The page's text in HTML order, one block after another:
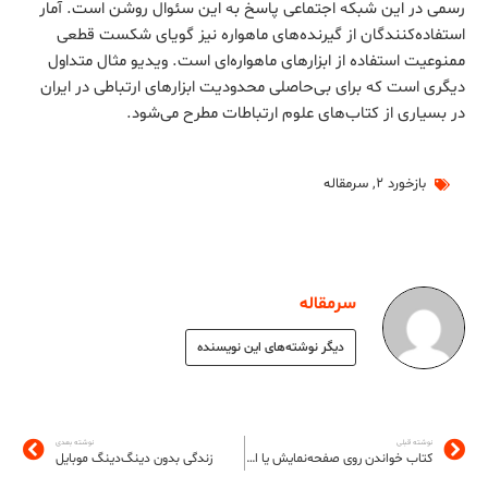
رسمی در این شبکه اجتماعی پاسخ به این سئوال روشن است. آمار
استفاده‌کنندگان از گیرنده‌های ماهواره نیز گویای شکست قطعی
ممنوعیت استفاده از ابزارهای ماهواره‌ای است. ویدیو مثال متداول
دیگری است که برای بی‌حاصلی محدودیت ابزارهای ارتباطی در ایران
در بسیاری از کتاب‌های علوم ارتباطات مطرح می‌شود.
بازخورد ۲ , سرمقاله
سرمقاله
دیگر نوشته‌های این نویسنده
نوشته قبلی
کتاب خواندن روی صفحه‌نمایش یا اوراق چاپی؟
نوشته بعدی
زندگی بدون دینگ‌دینگ موبایل